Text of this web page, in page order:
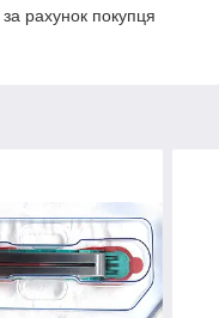
рахунок покупця